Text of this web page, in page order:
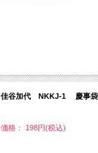
佳谷加代 NKKJ-1 慶事
価格： 198円(税込)